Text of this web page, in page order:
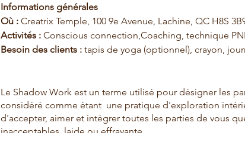
Informations générales
Où :Creatrix Temple, 100 9e Avenue, Lachine, QC H8S
Activités :Conscious connection,Coaching, technique
Besoin des clients :tapis de yoga (optionnel), crayon,
Le Shadow Work est un terme utilisé pour désigner les
considéré comme étant une pratique d'exploration
d'accepter, aimer et intégrer toutes les parties de vous
inacceptables, laide ou effrayante.